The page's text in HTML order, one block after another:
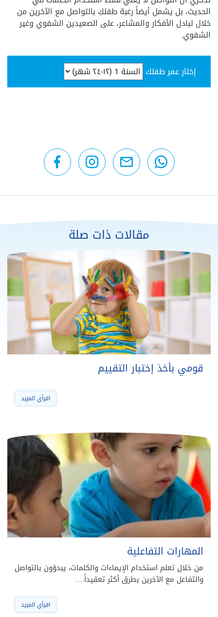
الحديث، بل يشمل أيضاً رغبة طفلكِ بالتواصل مع الآخرين من
خلال تبادل الأفكار والمشاعر، على الصعيدين الشفوي وغير
الشفوي.
إختار عمر طفلك
مقالات ذات صلة
قومي بأخذ إختبار التقييم
اقرأي المزيد
المهارات التفاعلية
من خلال تعلم استخدام الإيماءات والكلمات، يبدؤون بالتواصل
والتفاعل مع الآخرين بطرق أكثر تعقيداً.…
اقرأي المزيد